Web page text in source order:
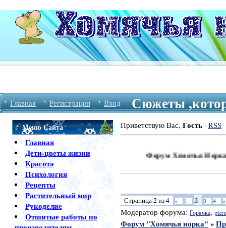
Главная Регистрация Вход Сюжеты
Меню Сайта
Главная
Дети-цветы жизни
Красота
Психология
Рецепты
Растительный мир
Рукоделие
Отшитые работы по
Приветствую Вас, Гость· RSS
Форум Хомячья Норка
Страница2из4 « 1 2 3 4 »
Модератор форума: Горячка,
Форум "Хомячья норка" »